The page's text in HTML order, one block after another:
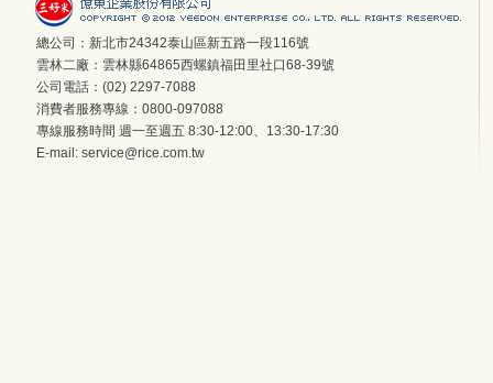
總公司：新北市24342泰山區新五路一段116號
雲林二廠：雲林縣64865西螺鎮福田里社口68-39號
公司電話：(02) 2297-7088
消費者服務專線：0800-097088
專線服務時間 週一至週五 8:30-12:00、13:30-17:30
E-mail: service@rice.com.tw